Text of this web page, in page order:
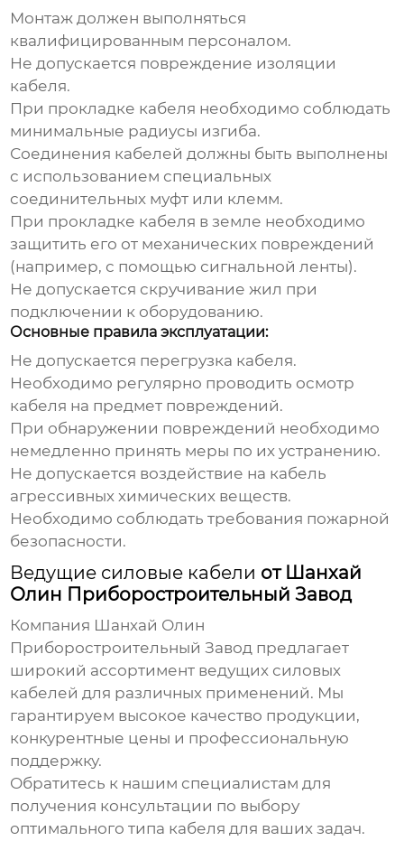
Монтаж должен выполняться
квалифицированным персоналом.
Не допускается повреждение изоляции
кабеля.
При прокладке кабеля необходимо соблюдать
минимальные радиусы изгиба.
Соединения кабелей должны быть выполнены
с использованием специальных
соединительных муфт или клемм.
При прокладке кабеля в земле необходимо
защитить его от механических повреждений
(например, с помощью сигнальной ленты).
Не допускается скручивание жил при
подключении к оборудованию.
Основные правила эксплуатации:
Не допускается перегрузка кабеля.
Необходимо регулярно проводить осмотр
кабеля на предмет повреждений.
При обнаружении повреждений необходимо
немедленно принять меры по их устранению.
Не допускается воздействие на кабель
агрессивных химических веществ.
Необходимо соблюдать требования пожарной
безопасности.
Ведущие силовые кабели от Шанхай
Олин Приборостроительный Завод
Компания Шанхай Олин
Приборостроительный Завод предлагает
широкий ассортимент ведущих силовых
кабелей для различных применений. Мы
гарантируем высокое качество продукции,
конкурентные цены и профессиональную
поддержку.
Обратитесь к нашим специалистам для
получения консультации по выбору
оптимального типа кабеля для ваших задач.